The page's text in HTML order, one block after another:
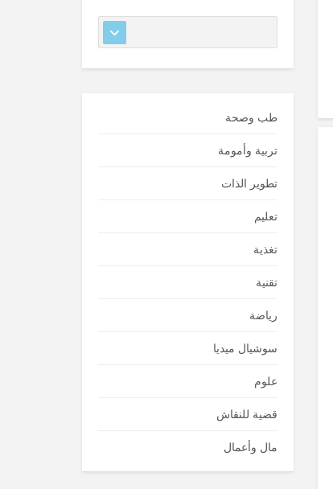
طب وصحة
تربية وأمومة
تطوير الذات
تعليم
تغذية
تقنية
رياضة
سوشيال ميديا
علوم
قضية للنقاش
مال وأعمال